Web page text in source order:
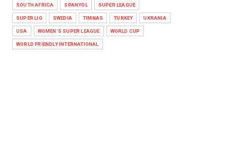
SOUTH AFRICA SPANYOL SUPER LEAGUE
SUPER LIG SWEDIA TIMNAS TURKEY UKRANIA
USA WOMEN'S SUPER LEAGUE WORLD CUP
WORLD FRIENDLY INTERNATIONAL